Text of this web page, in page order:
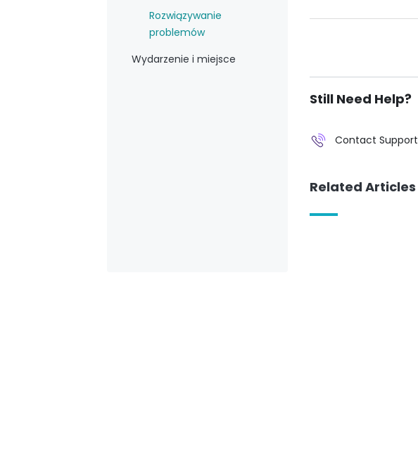
Rozwiązywanie
problemów
Wydarzenie i miejsce
Still Need Help?
Contact Support
Related Articles